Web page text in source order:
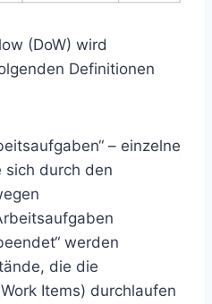
(DoW) wird
Definitionen
– einzelne
sich durch den
werden
die die
Items) durchlaufen